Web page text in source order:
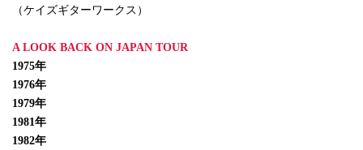
（ケイズギターワークス）
A LOOK BACK ON JAPAN TOUR
1975年
1976年
1979年
1981年
1982年